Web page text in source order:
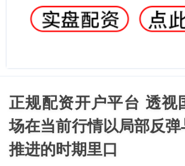
正规配资开户平台 透视
场在当前行情以局部反
推进的时期里口